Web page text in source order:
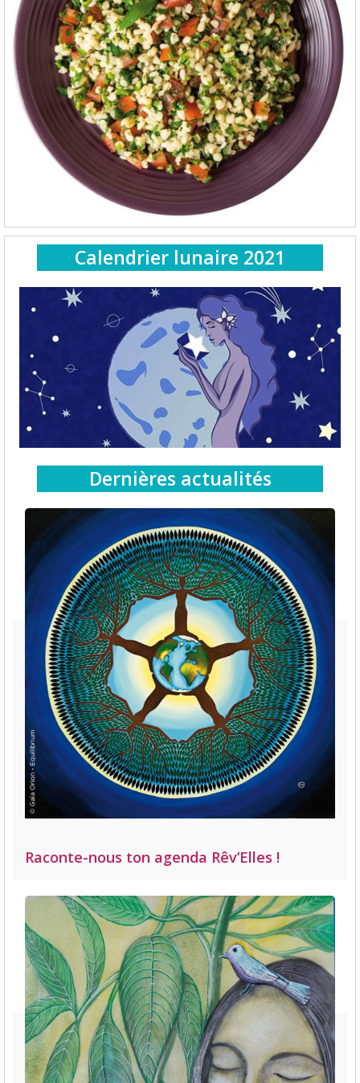
Calendrier lunaire 2021
Dernières actualités
Raconte-nous ton agenda Rêv’Elles !